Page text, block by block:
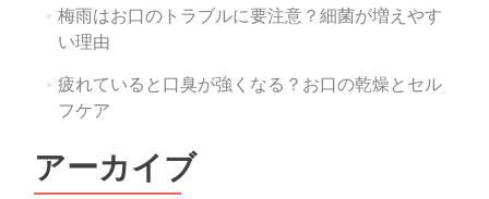
梅雨はお口のトラブルに要注意？細菌が増えやす
い理由
疲れていると口臭が強くなる？お口の乾燥とセル
フケア
アーカイブ